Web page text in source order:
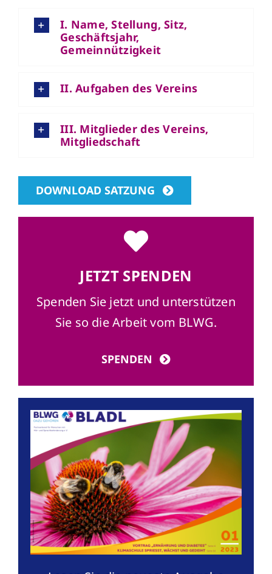
I. Name, Stellung, Sitz,
Geschäftsjahr,
Gemeinnützigkeit
II. Aufgaben des Vereins
III. Mitglieder des Vereins,
Mitgliedschaft
DOWNLOAD SATZUNG
JETZT SPENDEN
Spenden Sie jetzt und unterstützen
Sie so die Arbeit vom BLWG.
SPENDEN